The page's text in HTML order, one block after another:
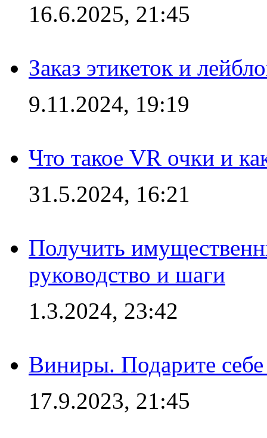
16.6.2025, 21:45
Заказ этикеток и
9.11.2024, 19:19
Что такое VR очки и
31.5.2024, 16:21
Получить
руководство и шаги
1.3.2024, 23:42
Виниры. Подарите
17.9.2023, 21:45